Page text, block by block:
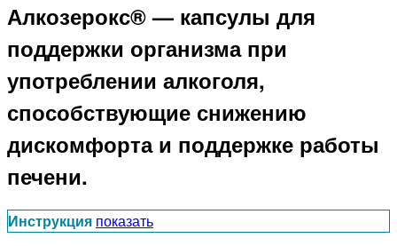
Алкозерокс® — капсулы для
поддержки организма при
употреблении алкоголя,
способствующие снижению
дискомфорта и поддержке работы
печени.
Инструкция показать